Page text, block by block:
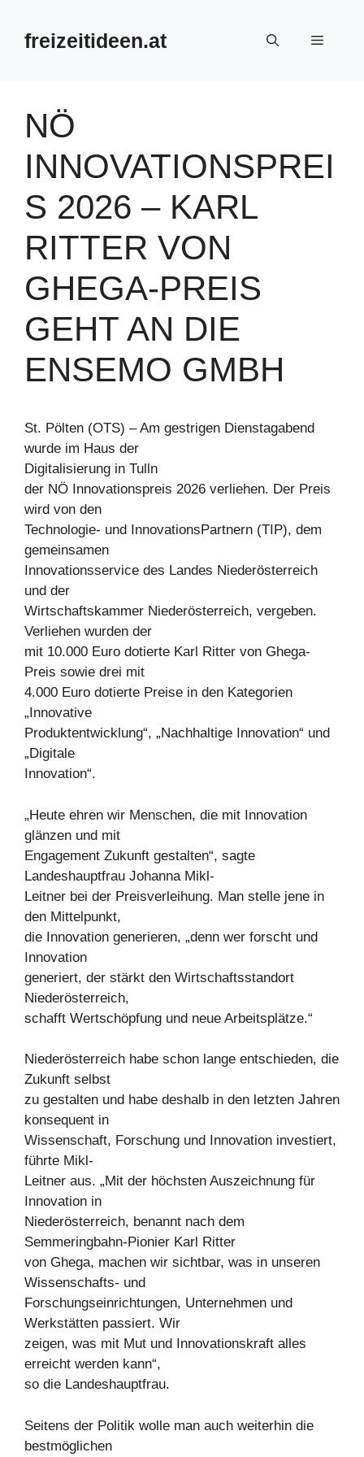
Inhalt
springenfreizeitideen.at Menü
NÖ
INNOVATIONSPREI
S 2026 – KARL
RITTER VON
GHEGA-PREIS
GEHT AN DIE
ENSEMO GMBH
St. Pölten (OTS) – Am gestrigen Dienstagabend
wurde im Haus der
Digitalisierung in Tulln
der NÖ Innovationspreis 2026 verliehen. Der Preis
wird von den
Technologie- und InnovationsPartnern (TIP), dem
gemeinsamen
Innovationsservice des Landes Niederösterreich
und der
Wirtschaftskammer Niederösterreich, vergeben.
Verliehen wurden der
mit 10.000 Euro dotierte Karl Ritter von Ghega-
Preis sowie drei mit
4.000 Euro dotierte Preise in den Kategorien
„Innovative
Produktentwicklung“, „Nachhaltige Innovation“ und
„Digitale
Innovation“.
„Heute ehren wir Menschen, die mit Innovation
glänzen und mit
Engagement Zukunft gestalten“, sagte
Landeshauptfrau Johanna Mikl-
Leitner bei der Preisverleihung. Man stelle jene in
den Mittelpunkt,
die Innovation generieren, „denn wer forscht und
Innovation
generiert, der stärkt den Wirtschaftsstandort
Niederösterreich,
schafft Wertschöpfung und neue Arbeitsplätze.“
Niederösterreich habe schon lange entschieden, die
Zukunft selbst
zu gestalten und habe deshalb in den letzten Jahren
konsequent in
Wissenschaft, Forschung und Innovation investiert,
führte Mikl-
Leitner aus. „Mit der höchsten Auszeichnung für
Innovation in
Niederösterreich, benannt nach dem
Semmeringbahn-Pionier Karl Ritter
von Ghega, machen wir sichtbar, was in unseren
Wissenschafts- und
Forschungseinrichtungen, Unternehmen und
Werkstätten passiert. Wir
zeigen, was mit Mut und Innovationskraft alles
erreicht werden kann“,
so die Landeshauptfrau.
Seitens der Politik wolle man auch weiterhin die
bestmöglichen